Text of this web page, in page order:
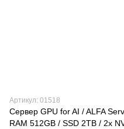
Артикул: 01518
Сервер GPU for AI / ALFA
RAM 512GB / SSD 2TB / 2x